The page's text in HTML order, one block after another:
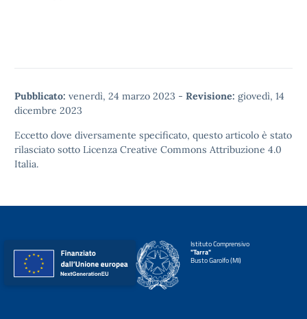
Pubblicato: venerdì, 24 marzo 2023 - Revisione: giovedì, 14
dicembre 2023
Eccetto dove diversamente specificato, questo articolo è stato
rilasciato sotto Licenza Creative Commons Attribuzione 4.0
Italia.
Istituto Comprensivo
"Tarra"
Busto Garolfo (MI)